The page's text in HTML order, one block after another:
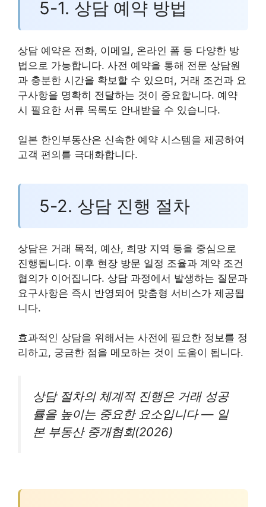
5-1. 상담 예약 방법
상담 예약은 전화, 이메일, 온라인 폼 등 다양한 방
법으로 가능합니다. 사전 예약을 통해 전문 상담원
과 충분한 시간을 확보할 수 있으며, 거래 조건과 요
구사항을 명확히 전달하는 것이 중요합니다. 예약
시 필요한 서류 목록도 안내받을 수 있습니다.
일본 한인부동산은 신속한 예약 시스템을 제공하여
고객 편의를 극대화합니다.
5-2. 상담 진행 절차
상담은 거래 목적, 예산, 희망 지역 등을 중심으로
진행됩니다. 이후 현장 방문 일정 조율과 계약 조건
협의가 이어집니다. 상담 과정에서 발생하는 질문과
요구사항은 즉시 반영되어 맞춤형 서비스가 제공됩
니다.
효과적인 상담을 위해서는 사전에 필요한 정보를 정
리하고, 궁금한 점을 메모하는 것이 도움이 됩니다.
상담 절차의 체계적 진행은 거래 성공
률을 높이는 중요한 요소입니다 — 일
본 부동산 중개협회(2026)